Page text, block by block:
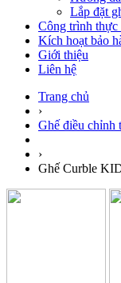
Lắp đặt
Công trình thực
Kích hoạt bảo
Giới thiệu
Liên hệ
Trang chủ
›
Ghế điều chỉnh
›
Ghế Curble